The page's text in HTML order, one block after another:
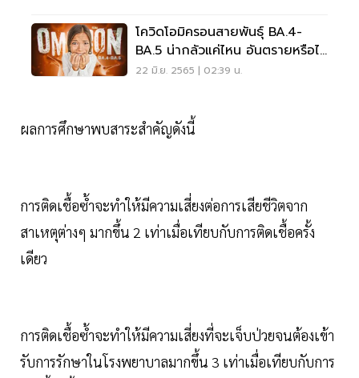
โควิดโอมิครอนสายพันธุ์ BA.4-
BA.5 น่ากลัวแค่ไหน อันตรายหรือไม่
เช็คเลย
22 มิ.ย. 2565 | 02:39 น.
ผลการศึกษาพบสาระสำคัญดังนี้
การติดเชื้อซ้ำจะทำให้มีความเสี่ยงต่อการเสียชีวิตจาก
สาเหตุต่างๆ มากขึ้น 2 เท่าเมื่อเทียบกับการติดเชื้อครั้ง
เดียว
การติดเชื้อซ้ำจะทำให้มีความเสี่ยงที่จะเจ็บป่วยจนต้องเข้า
รับการรักษาในโรงพยาบาลมากขึ้น 3 เท่าเมื่อเทียบกับการ